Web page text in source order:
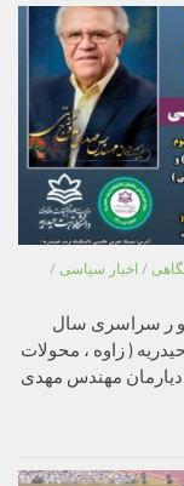
/ اخبار سیاسی /
ر سراسری سال
( زاوه ، محولات
دیارمان مهندس مهدی